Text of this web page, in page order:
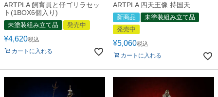
ARTPLA 飼育員と仔ゴリラセッ
ト(1BOX6個入り)
未塗装組み立て品 発売中
¥4,620税込
カートに入れる
ARTPLA 四天王像 持国天
新商品
未塗装組み立て品
発売中
¥5,060税込
カートに入れる